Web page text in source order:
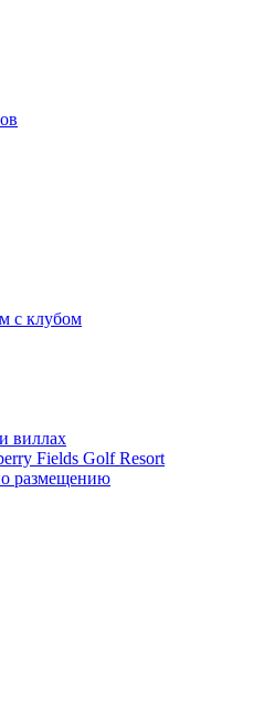
с клубом
виллах
Fields Golf Resort
размещению